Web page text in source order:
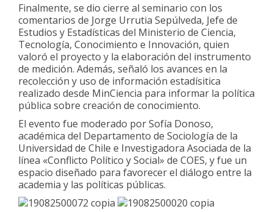
Finalmente, se dio cierre al seminario con los
comentarios de Jorge Urrutia Sepúlveda, Jefe de
Estudios y Estadísticas del Ministerio de Ciencia,
Tecnología, Conocimiento e Innovación, quien
valoró el proyecto y la elaboración del instrumento
de medición. Además, señaló los avances en la
recolección y uso de información estadísitica
realizado desde MinCiencia para informar la política
pública sobre creación de conocimiento.
El evento fue moderado por Sofía Donoso,
académica del Departamento de Sociología de la
Universidad de Chile e Investigadora Asociada de la
línea «Conflicto Político y Social» de COES, y fue un
espacio diseñado para favorecer el diálogo entre la
academia y las políticas públicas.